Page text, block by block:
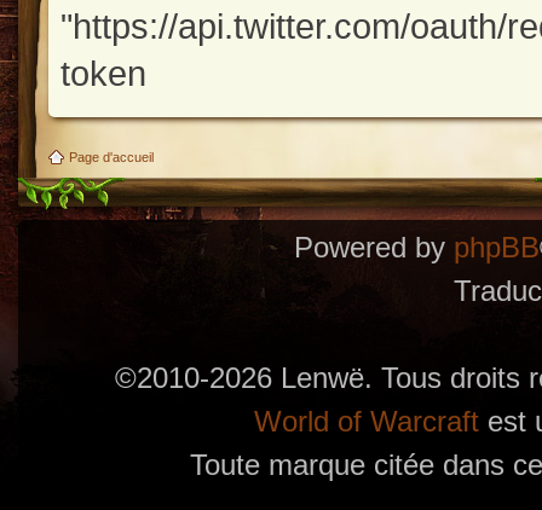
"https://api.twitter.com/oauth/
token
Page d'accueil
Powered by phpBB
©2010-2026 Lenwë. Tous droits
World of Warcraftest
Toute marque citée dans